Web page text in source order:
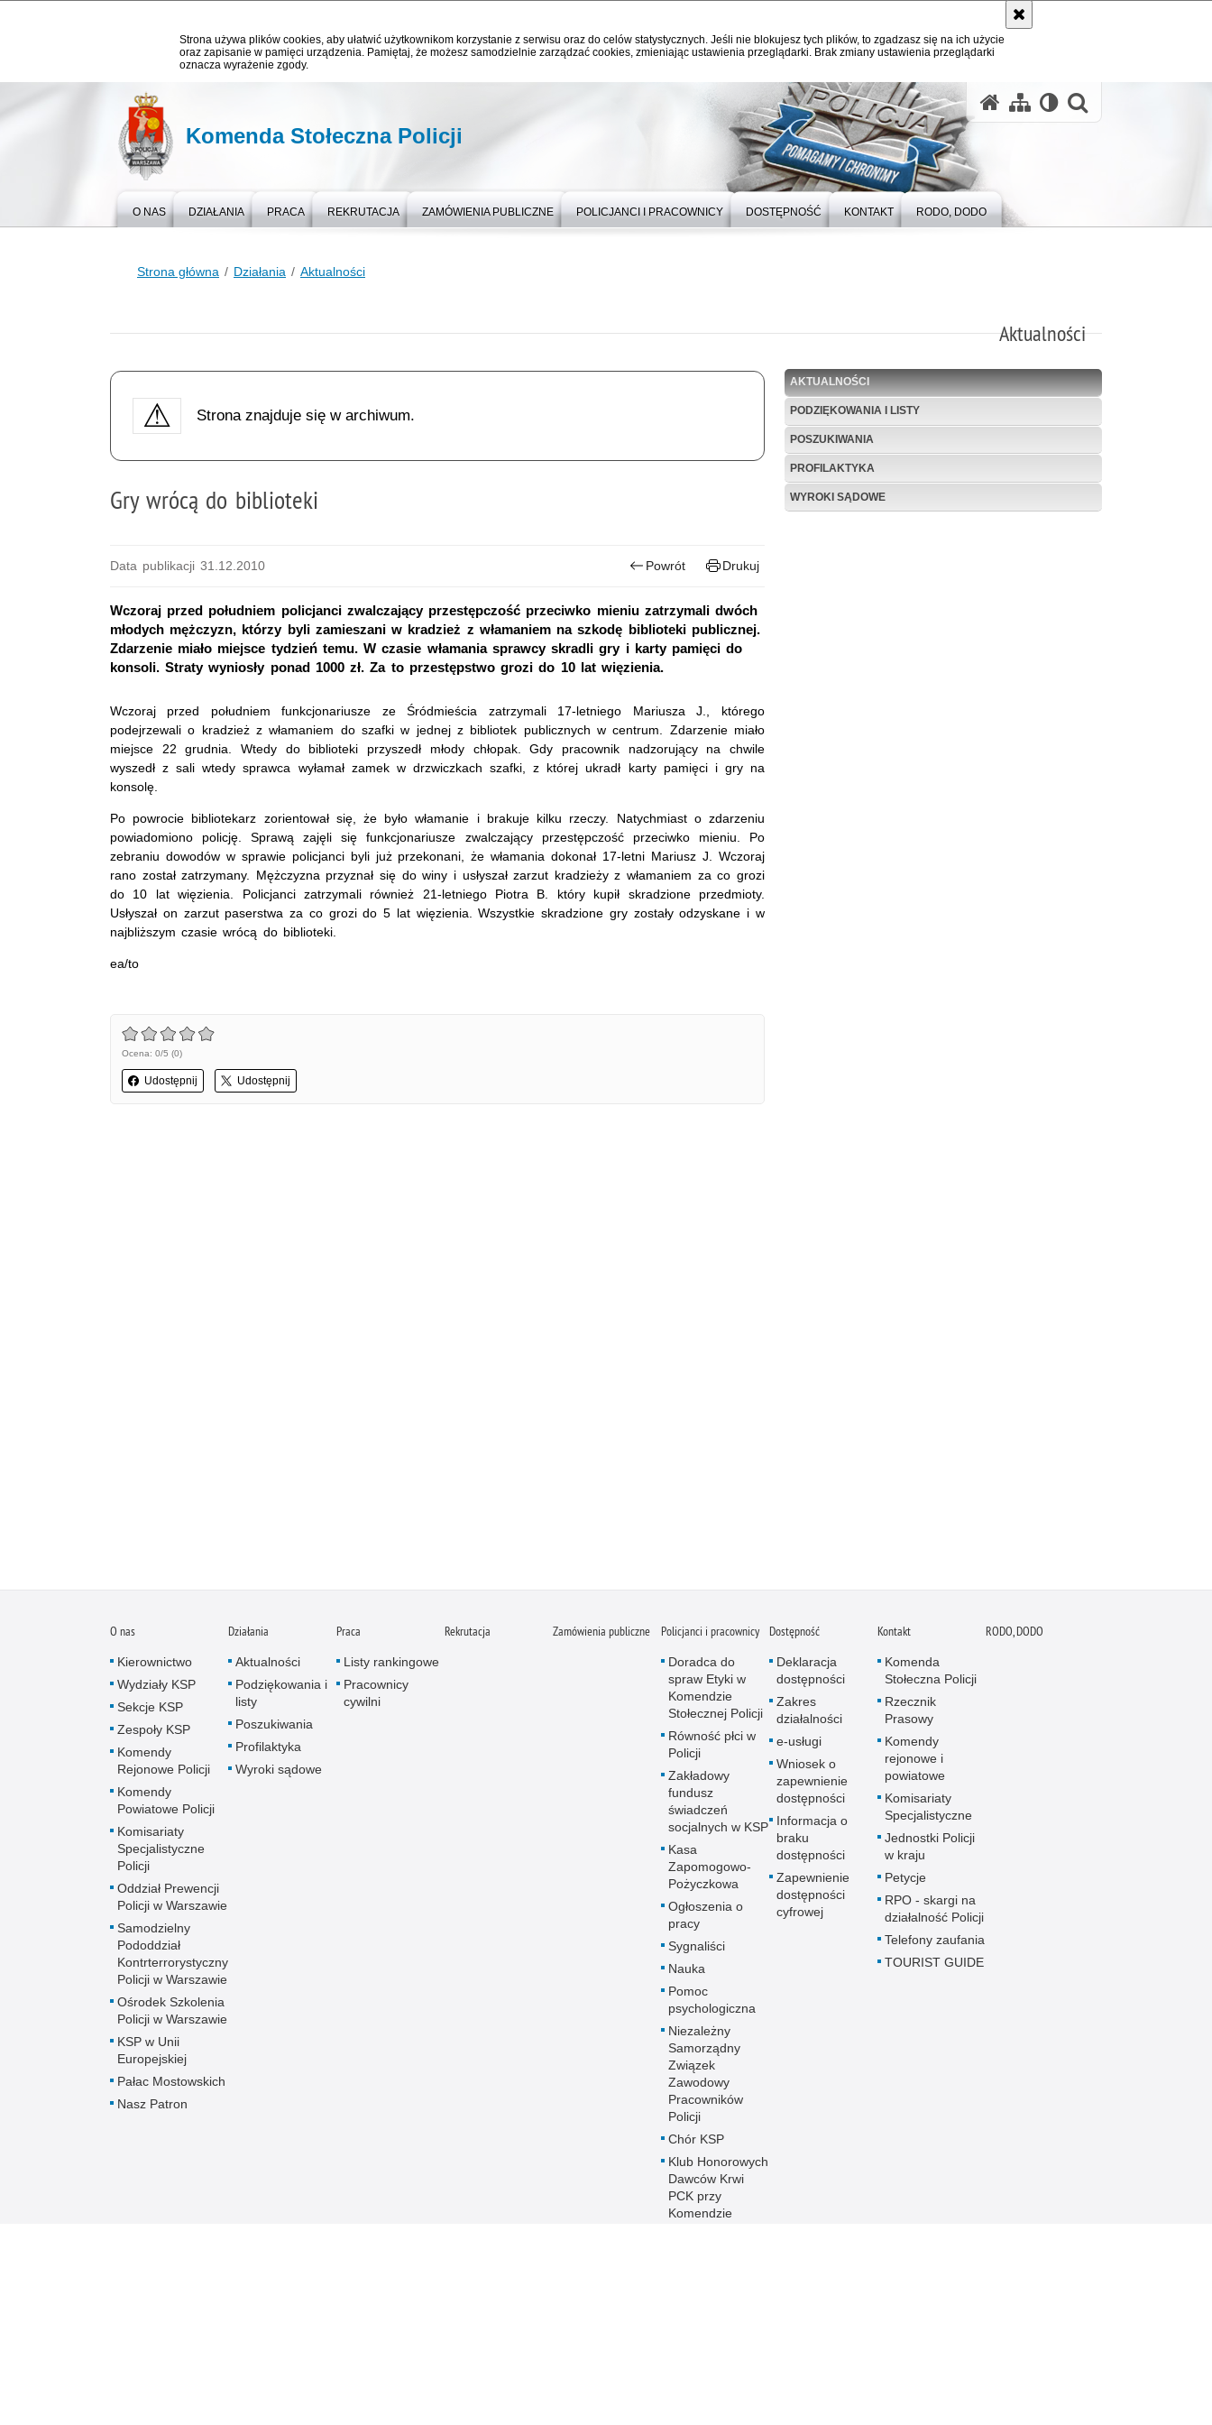
Strona używa plików cookies, aby ułatwić użytkownikom korzystanie z serwisu oraz do celów statystycznych. Jeśli nie blokujesz tych plików, to zgadzasz się na ich użycie
oraz zapisanie w pamięci urządzenia. Pamiętaj, że możesz samodzielnie zarządzać cookies, zmieniając ustawienia przeglądarki. Brak zmiany ustawienia przeglądarki
oznacza wyrażenie zgody.
Komenda Stołeczna Policji
O NAS DZIAŁANIA PRACA REKRUTACJA ZAMÓWIENIA PUBLICZNE POLICJANCI I PRACOWNICY DOSTĘPNOŚĆ KONTAKT RODO, DODO
Strona główna Działania Aktualności
Aktualności
Strona znajduje się w archiwum.
Gry wrócą do biblioteki
Data publikacji 31.12.2010 Powrót Drukuj
Wczoraj przed południem policjanci zwalczający przestępczość przeciwko mieniu zatrzymali dwóch
młodych mężczyzn, którzy byli zamieszani w kradzież z włamaniem na szkodę biblioteki publicznej.
Zdarzenie miało miejsce tydzień temu. W czasie włamania sprawcy skradli gry i karty pamięci do
konsoli. Straty wyniosły ponad 1000 zł. Za to przestępstwo grozi do 10 lat więzienia.
Wczoraj przed południem funkcjonariusze ze Śródmieścia zatrzymali 17-letniego Mariusza J., którego
podejrzewali o kradzież z włamaniem do szafki w jednej z bibliotek publicznych w centrum. Zdarzenie miało
miejsce 22 grudnia. Wtedy do biblioteki przyszedł młody chłopak. Gdy pracownik nadzorujący na chwile
wyszedł z sali wtedy sprawca wyłamał zamek w drzwiczkach szafki, z której ukradł karty pamięci i gry na
konsolę.
Po powrocie bibliotekarz zorientował się, że było włamanie i brakuje kilku rzeczy. Natychmiast o zdarzeniu
powiadomiono policję. Sprawą zajęli się funkcjonariusze zwalczający przestępczość przeciwko mieniu. Po
zebraniu dowodów w sprawie policjanci byli już przekonani, że włamania dokonał 17-letni Mariusz J. Wczoraj
rano został zatrzymany. Mężczyzna przyznał się do winy i usłyszał zarzut kradzieży z włamaniem za co grozi
do 10 lat więzienia. Policjanci zatrzymali również 21-letniego Piotra B. który kupił skradzione przedmioty.
Usłyszał on zarzut paserstwa za co grozi do 5 lat więzienia. Wszystkie skradzione gry zostały odzyskane i w
najbliższym czasie wrócą do biblioteki.
ea/to
Ocena: 0/5 (0)
Udostępnij Udostępnij
AKTUALNOŚCI
PODZIĘKOWANIA I LISTY
POSZUKIWANIA
PROFILAKTYKA
WYROKI SĄDOWE
O nas
Kierownictwo
Wydziały KSP
Sekcje KSP
Zespoły KSP
Komendy
Rejonowe Policji
Komendy
Powiatowe Policji
Komisariaty
Specjalistyczne
Policji
Oddział Prewencji
Policji w Warszawie
Samodzielny
Pododdział
Kontrterrorystyczny
Policji w Warszawie
Ośrodek Szkolenia
Policji w Warszawie
KSP w Unii
Europejskiej
Pałac Mostowskich
Nasz Patron
Działania
Aktualności
Podziękowania i
listy
Poszukiwania
Profilaktyka
Wyroki sądowe
Praca
Listy rankingowe
Pracownicy
cywilni
Rekrutacja Zamówienia publiczne Policjanci i pracownicy
Doradca do
spraw Etyki w
Komendzie
Stołecznej Policji
Równość płci w
Policji
Zakładowy
fundusz
świadczeń
socjalnych w KSP
Kasa
Zapomogowo-
Pożyczkowa
Ogłoszenia o
pracy
Sygnaliści
Nauka
Pomoc
psychologiczna
Niezależny
Samorządny
Związek
Zawodowy
Pracowników
Policji
Chór KSP
Klub Honorowych
Dawców Krwi
PCK przy
Komendzie
Dostępność
Deklaracja
dostępności
Zakres
działalności
e-usługi
Wniosek o
zapewnienie
dostępności
Informacja o
braku
dostępności
Zapewnienie
dostępności
cyfrowej
Kontakt
Komenda
Stołeczna Policji
Rzecznik
Prasowy
Komendy
rejonowe i
powiatowe
Komisariaty
Specjalistyczne
Jednostki Policji
w kraju
Petycje
RPO - skargi na
działalność Policji
Telefony zaufania
TOURIST GUIDE
RODO, DODO